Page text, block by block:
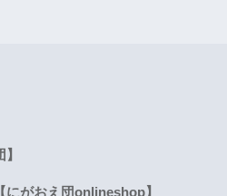
がおえ団onlineshop】